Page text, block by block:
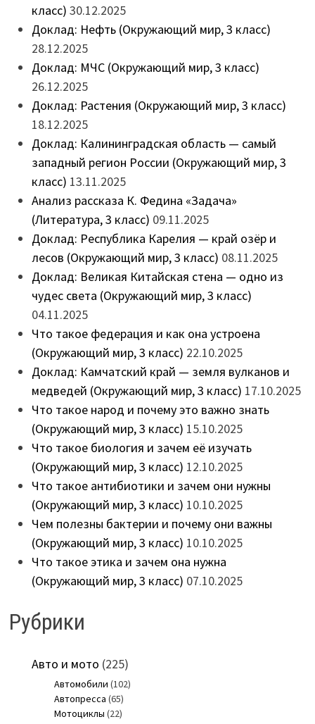
класс) 30.12.2025
Доклад: Нефть (Окружающий мир, 3 класс)
28.12.2025
Доклад: МЧС (Окружающий мир, 3 класс)
26.12.2025
Доклад: Растения (Окружающий мир, 3 класс)
18.12.2025
Доклад: Калининградская область — самый
западный регион России (Окружающий мир, 3
класс) 13.11.2025
Анализ рассказа К. Федина «Задача»
(Литература, 3 класс) 09.11.2025
Доклад: Республика Карелия — край озёр и
лесов (Окружающий мир, 3 класс) 08.11.2025
Доклад: Великая Китайская стена — одно из
чудес света (Окружающий мир, 3 класс)
04.11.2025
Что такое федерация и как она устроена
(Окружающий мир, 3 класс) 22.10.2025
Доклад: Камчатский край — земля вулканов и
медведей (Окружающий мир, 3 класс) 17.10.2025
Что такое народ и почему это важно знать
(Окружающий мир, 3 класс) 15.10.2025
Что такое биология и зачем её изучать
(Окружающий мир, 3 класс) 12.10.2025
Что такое антибиотики и зачем они нужны
(Окружающий мир, 3 класс) 10.10.2025
Чем полезны бактерии и почему они важны
(Окружающий мир, 3 класс) 10.10.2025
Что такое этика и зачем она нужна
(Окружающий мир, 3 класс) 07.10.2025
Рубрики
Авто и мото (225)
Автомобили (102)
Автопресса (65)
Мотоциклы (22)